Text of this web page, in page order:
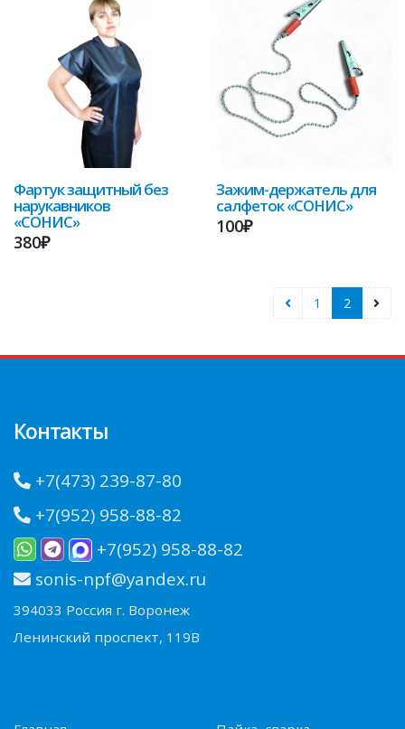
Фартук защитный без
нарукавников
«СОНИС»
380₽
Зажим-держатель для
салфеток «СОНИС»
100₽
1 2
Контакты
+7(473) 239-87-80
+7(952) 958-88-82
+7(952) 958-88-82
sonis-npf@yandex.ru
394033 Россия г. Воронеж
Ленинский проспект, 119В